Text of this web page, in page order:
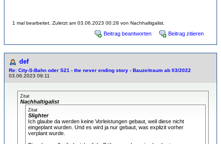
1 mal bearbeitet. Zuletzt am 03.06.2023 00:28 von Nachhaltigalist.
Beitrag beantworten Beitrag zitieren
def
Re: City-S-Bahn oder S21 - the never ending story - Bauzeitraum ab 03/2022
03.06.2023 09:11
Zitat
Nachhaltigalist
Zitat
Slighter
Ich glaube da werden keine Vorleistungen gebaut, weil diese nicht
eingeplant wurden. Und es wird ja nur gebaut, was explizit vorher
verplant wurde.